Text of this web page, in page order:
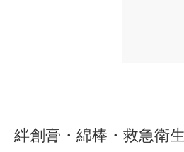
絆創膏・綿棒・救急衛